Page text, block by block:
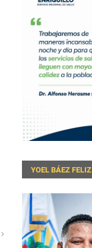
YOEL BÁEZ FELIZ